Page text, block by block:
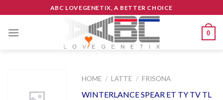
to
content
ABC LOVEGENETIX, A BETTER CHOICE
0
HOME / LATTE / FRISONA
WINTERLANCE SPEAR ET TY TV TL